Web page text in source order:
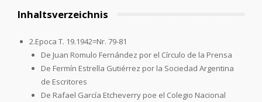
Inhaltsverzeichnis
2.Epoca T. 19.1942=Nr. 79-81
De Juan Romulo Fernández por el Círculo de la Prensa
De Fermín Estrella Gutiérrez por la Sociedad Argentina
de Escritores
De Rafael García Etcheverry poe el Colegio Nacional